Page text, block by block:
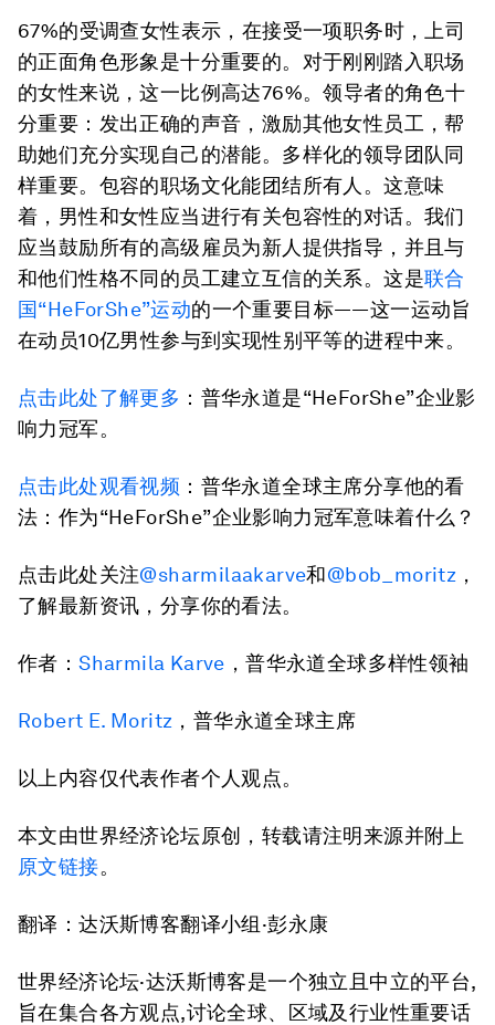
67%的受调查女性表示，在接受一项职务时，上司
的正面角色形象是十分重要的。对于刚刚踏入职场
的女性来说，这一比例高达76%。领导者的角色十
分重要：发出正确的声音，激励其他女性员工，帮
助她们充分实现自己的潜能。多样化的领导团队同
样重要。包容的职场文化能团结所有人。这意味
着，男性和女性应当进行有关包容性的对话。我们
应当鼓励所有的高级雇员为新人提供指导，并且与
和他们性格不同的员工建立互信的关系。这是联合
国“HeForShe”运动的一个重要目标——这一运动旨
在动员10亿男性参与到实现性别平等的进程中来。
点击此处了解更多 ：普华永道是“HeForShe”企业影
响力冠军。
点击此处观看视频 ：普华永道全球主席分享他的看
法：作为“HeForShe”企业影响力冠军意味着什么？
点击此处关注@sharmilaakarve和@bob_moritz ，
了解最新资讯，分享你的看法。
作者：Sharmila Karve ，普华永道全球多样性领袖
Robert E. Moritz ，普华永道全球主席
以上内容仅代表作者个人观点。
本文由世界经济论坛原创，转载请注明来源并附上
原文链接。
翻译：达沃斯博客翻译小组·彭永康
世界经济论坛·达沃斯博客是一个独立且中立的平台,
旨在集合各方观点,讨论全球、区域及行业性重要话